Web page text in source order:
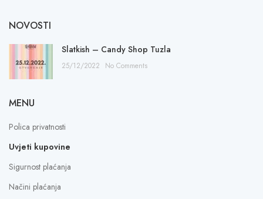
NOVOSTI
Slatkish – Candy Shop Tuzla
25/12/2022 No Comments
MENU
Polica privatnosti
Uvjeti kupovine
Sigurnost plaćanja
Načini plaćanja